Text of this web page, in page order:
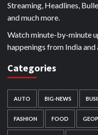
Streaming, Headlines,
and much more.
Watch minute-by-minute
happenings from India
Categories
AUTO BIG-NEWS
FASHION FOOD